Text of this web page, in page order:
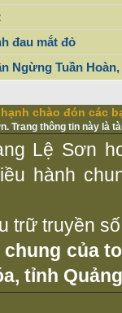
đau mắt đỏ
Ngừng Tuần Hoàn,
hạnh chào đón các
Trang thông tin này là
Lệ Sơn
hành
trữ truyền
của
tỉnh